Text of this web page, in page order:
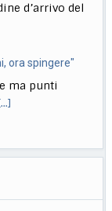
ma punti
forse la
lo diventerà